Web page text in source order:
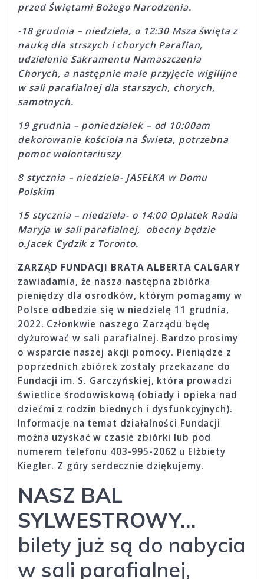
przed Świętami Bożego Narodzenia.
-18 grudnia – niedziela, o 12:30 Msza święta z
nauką dla strszych i chorych Parafian,
udzielenie Sakramentu Namaszczenia
Chorych, a następnie małe przyjęcie wigilijne
w sali parafialnej dla starszych, chorych,
samotnych.
19 grudnia – poniedziałek – od 10:00am
dekorowanie kościoła na Świeta, potrzebna
pomoc wolontariuszy
8 stycznia – niedziela- JASEŁKA w Domu
Polskim
15 stycznia – niedziela- o 14:00 Opłatek Radia
Maryja w sali parafialnej, obecny będzie
o.Jacek Cydzik z Toronto.
ZARZĄD FUNDACJI BRATA ALBERTA CALGARY
zawiadamia, że nasza następna zbiórka
pieniędzy dla osrodków, którym pomagamy w
Polsce odbedzie się w niedzielę 11 grudnia,
2022. Członkwie naszego Zarządu będę
dyżurować w sali parafialnej. Bardzo prosimy
o wsparcie naszej akcji pomocy. Pieniądze z
poprzednich zbiórek zostały przekazane do
Fundacji im. S. Garczyńskiej, która prowadzi
świetlice środowiskową (obiady i opieka nad
dziećmi z rodzin biednych i dysfunkcyjnych).
Informacje na temat działalności Fundacji
można uzyskać w czasie zbiórki lub pod
numerem telefonu 403-995-2062 u Elżbiety
Kiegler. Z góry serdecznie dziękujemy.
NASZ BAL
SYLWESTROWY…
bilety już są do nabycia
w sali parafialnej,